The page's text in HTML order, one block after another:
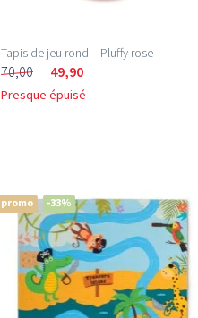
Tapis de jeu rond – Pluffy rose
70,00 49,90
Presque épuisé
promo -33%